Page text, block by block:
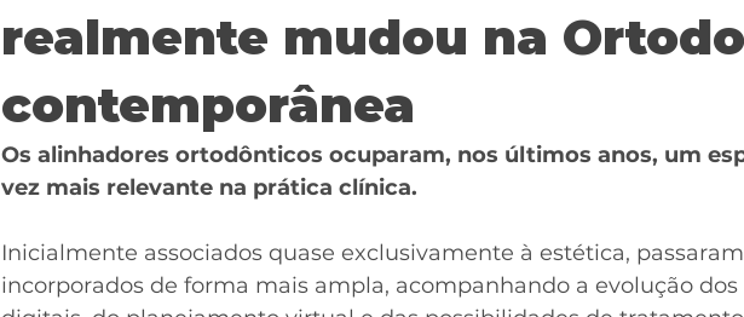
realmente mudou na
contemporânea
Os alinhadores ortodônticos ocuparam, nos últimos anos, um
vez mais relevante na prática clínica.
Inicialmente associados quase exclusivamente à estética,
incorporados de forma mais ampla, acompanhando a evolução